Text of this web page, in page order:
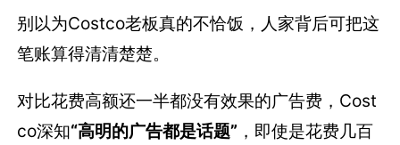
别以为Costco老板真的不恰饭，人家背后可把这
笔账算得清清楚楚。
对比花费高额还一半都没有效果的广告费，Cost
co深知“高明的广告都是话题” ，即使是花费几百